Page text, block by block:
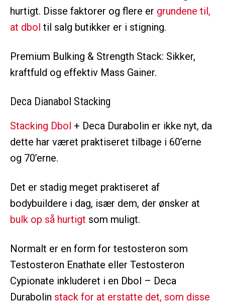
hurtigt. Disse faktorer og flere er grundene til,
at dbol til salg butikker er i stigning.
Premium Bulking & Strength Stack: Sikker,
kraftfuld og effektiv Mass Gainer.
Deca Dianabol Stacking
Stacking Dbol + Deca Durabolin er ikke nyt, da
dette har været praktiseret tilbage i 60’erne
og 70’erne.
Det er stadig meget praktiseret af
bodybuildere i dag, især dem, der ønsker at
bulk op så hurtigt som muligt.
Normalt er en form for testosteron som
Testosteron Enathate eller Testosteron
Cypionate inkluderet i en Dbol – Deca
Durabolin stack for at erstatte det, som disse